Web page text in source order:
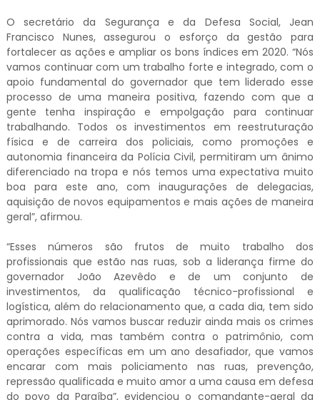
O secretário da Segurança e da Defesa Social, Jean
Francisco Nunes, assegurou o esforço da gestão para
fortalecer as ações e ampliar os bons índices em 2020. “Nós
vamos continuar com um trabalho forte e integrado, com o
apoio fundamental do governador que tem liderado esse
processo de uma maneira positiva, fazendo com que a
gente tenha inspiração e empolgação para continuar
trabalhando. Todos os investimentos em reestruturação
física e de carreira dos policiais, como promoções e
autonomia financeira da Polícia Civil, permitiram um ânimo
diferenciado na tropa e nós temos uma expectativa muito
boa para este ano, com inaugurações de delegacias,
aquisição de novos equipamentos e mais ações de maneira
geral”, afirmou.
“Esses números são frutos de muito trabalho dos
profissionais que estão nas ruas, sob a liderança firme do
governador João Azevêdo e de um conjunto de
investimentos, da qualificação técnico-profissional e
logística, além do relacionamento que, a cada dia, tem sido
aprimorado. Nós vamos buscar reduzir ainda mais os crimes
contra a vida, mas também contra o patrimônio, com
operações específicas em um ano desafiador, que vamos
encarar com mais policiamento nas ruas, prevenção,
repressão qualificada e muito amor a uma causa em defesa
do povo da Paraíba”, evidenciou o comandante-geral da